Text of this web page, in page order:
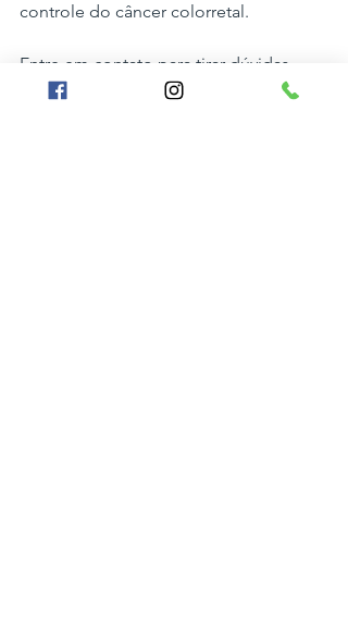
controle do câncer colorretal.
Entre em contato para tirar dúvidas.
Dra. Lílian Reggiani